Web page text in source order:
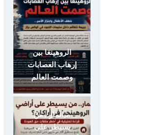
الروهينغا بين
إرهاب العصابات
وصمت العالم
ميانمار.. من
يسيطر على